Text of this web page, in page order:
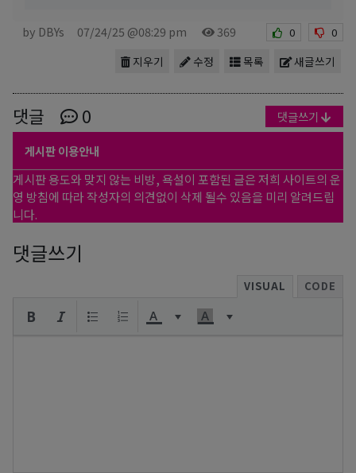
by DBYs 07/24/25 @08:29 pm 369 0 0
새글쓰기
목록
수정
지우기
댓글 0 댓글쓰기
게시판 이용안내
게시판 용도와 맞지 않는 비방, 욕설이 포함된 글은 저희 사이트의 운
영 방침에 따라 작성자의 의견없이 삭제 될수 있음을 미리 알려드립
니다.
댓글쓰기
VISUAL CODE